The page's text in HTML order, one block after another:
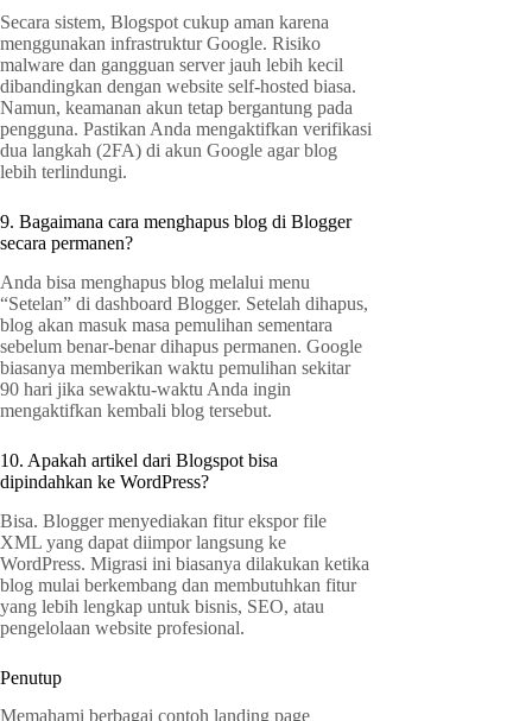
Secara sistem, Blogspot cukup aman karena
menggunakan infrastruktur Google. Risiko
malware dan gangguan server jauh lebih kecil
dibandingkan dengan website self-hosted biasa.
Namun, keamanan akun tetap bergantung pada
pengguna. Pastikan Anda mengaktifkan verifikasi
dua langkah (2FA) di akun Google agar blog
lebih terlindungi.
9. Bagaimana cara menghapus blog di Blogger
secara permanen?
Anda bisa menghapus blog melalui menu
“Setelan” di dashboard Blogger. Setelah dihapus,
blog akan masuk masa pemulihan sementara
sebelum benar-benar dihapus permanen. Google
biasanya memberikan waktu pemulihan sekitar
90 hari jika sewaktu-waktu Anda ingin
mengaktifkan kembali blog tersebut.
10. Apakah artikel dari Blogspot bisa
dipindahkan ke WordPress?
Bisa. Blogger menyediakan fitur ekspor file
XML yang dapat diimpor langsung ke
WordPress. Migrasi ini biasanya dilakukan ketika
blog mulai berkembang dan membutuhkan fitur
yang lebih lengkap untuk bisnis, SEO, atau
pengelolaan website profesional.
Penutup
Memahami berbagai contoh landing page